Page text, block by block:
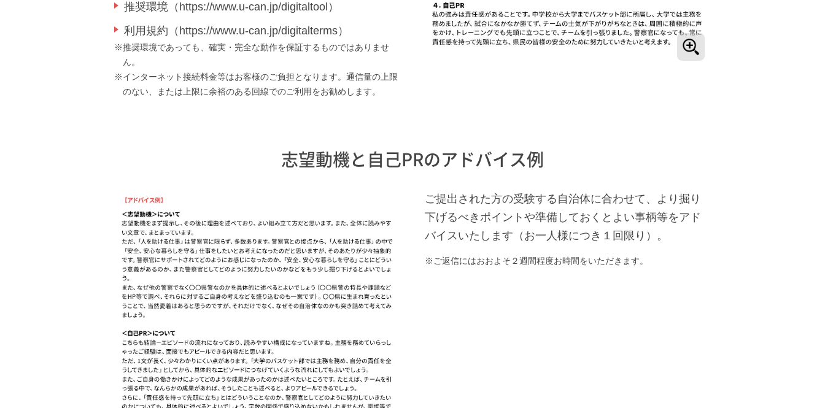
推奨環境（https://www.u-can.jp/digitaltool）
利用規約（https://www.u-can.jp/digitalterms）
推奨環境であっても、確実・完全な動作を保証するものではありませ
ん。
インターネット接続料金等はお客様のご負担となります。通信量の上限
のない、または上限に余裕のある回線でのご利用をお勧めします。
志望動機と自己PRのアドバイス例
ご提出された方の受験する自治体に合わせて、より掘り
下げるべきポイントや準備しておくとよい事柄等をアド
バイスいたします（お一人様につき１回限り）。
ご返信にはおおよそ２週間程度お時間をいただきます。